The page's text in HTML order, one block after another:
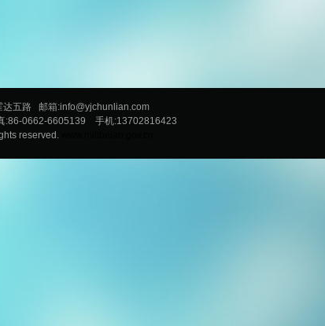
达五路 邮箱:info@yjchunlian.com
:86-0662-6605139 手机:13702816423
reserved.